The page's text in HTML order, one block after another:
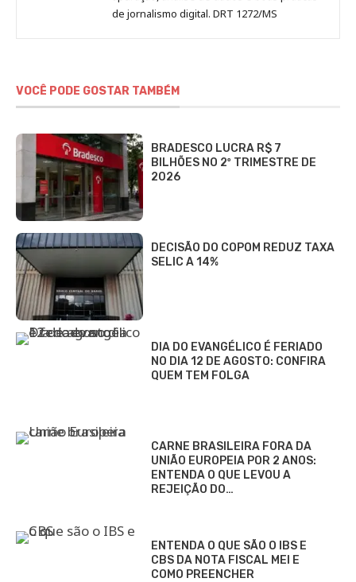
de jornalismo digital. DRT 1272/MS
VOCÊ PODE GOSTAR TAMBÉM
BRADESCO LUCRA R$ 7
BILHÕES NO 2º TRIMESTRE DE
2026
DECISÃO DO COPOM REDUZ TAXA
SELIC A 14%
DIA DO EVANGÉLICO É FERIADO
NO DIA 12 DE AGOSTO: CONFIRA
QUEM TEM FOLGA
CARNE BRASILEIRA FORA DA
UNIÃO EUROPEIA POR 2 ANOS:
ENTENDA O QUE LEVOU A
REJEIÇÃO DO…
ENTENDA O QUE SÃO O IBS E
CBS DA NOTA FISCAL MEI E
COMO PREENCHER